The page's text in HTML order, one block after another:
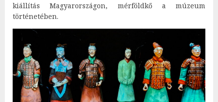
kiállítás Magyarországon, mérföldkő a múzeum
történetében.